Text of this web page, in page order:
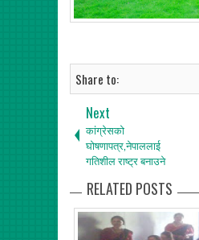
Share to:
Next
कांग्रेसको
घोषणापत्र,नेपाललाई
गतिशील राष्ट्र बनाउने
RELATED POSTS